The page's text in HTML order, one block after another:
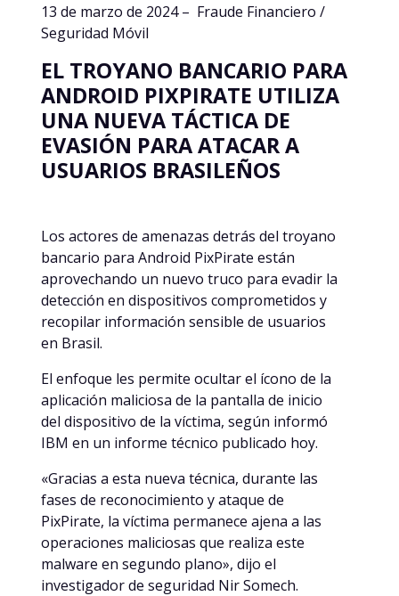
13 de marzo de 2024 – Fraude Financiero /
Seguridad Móvil
EL TROYANO BANCARIO PARA
ANDROID PIXPIRATE UTILIZA
UNA NUEVA TÁCTICA DE
EVASIÓN PARA ATACAR A
USUARIOS BRASILEÑOS
Los actores de amenazas detrás del troyano
bancario para Android PixPirate están
aprovechando un nuevo truco para evadir la
detección en dispositivos comprometidos y
recopilar información sensible de usuarios
en Brasil.
El enfoque les permite ocultar el ícono de la
aplicación maliciosa de la pantalla de inicio
del dispositivo de la víctima, según informó
IBM en un informe técnico publicado hoy.
«Gracias a esta nueva técnica, durante las
fases de reconocimiento y ataque de
PixPirate, la víctima permanece ajena a las
operaciones maliciosas que realiza este
malware en segundo plano», dijo el
investigador de seguridad Nir Somech.